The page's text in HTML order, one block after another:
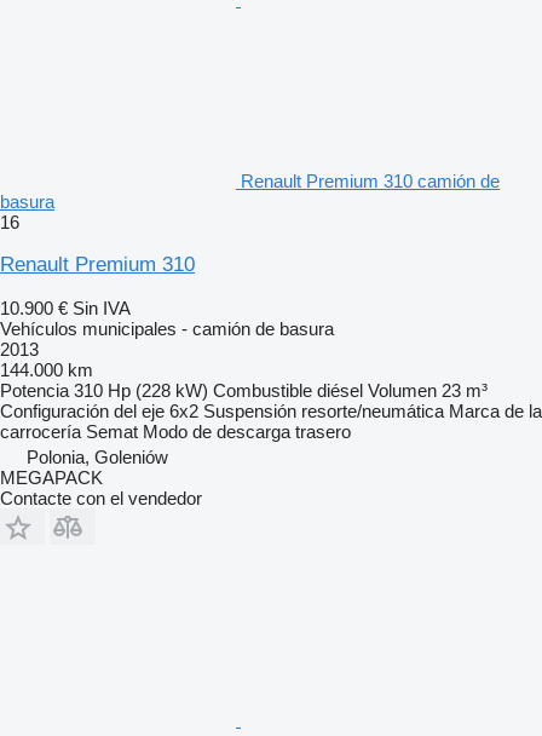
Renault Premium 310 camión de
basura
16
Renault Premium 310
10.900 € Sin IVA
Vehículos municipales - camión de basura
2013
144.000 km
Potencia 310 Hp (228 kW) Combustible diésel Volumen 23 m³
Configuración del eje 6x2 Suspensión resorte/neumática Marca de la
carrocería Semat Modo de descarga trasero
Polonia, Goleniów
MEGAPACK
Contacte con el vendedor